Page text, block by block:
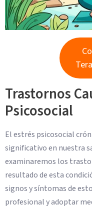
Trastornos
Psicosocial
El estrés psicosocial
significativo en nuestra
examinaremos los
resultado de esta
signos y síntomas de
profesional y adoptar